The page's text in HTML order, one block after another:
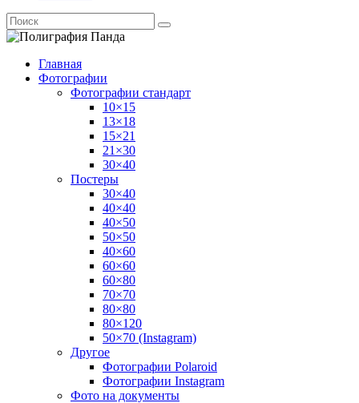
Главная
Фотографии
Фотографии стандарт
10×15
13×18
15×21
21×30
30×40
Постеры
30×40
40×40
40×50
50×50
40×60
60×60
60×80
70×70
80×80
80×120
50×70 (Instagram)
Другое
Фотографии Polaroid
Фотографии Instagram
Фото на документы